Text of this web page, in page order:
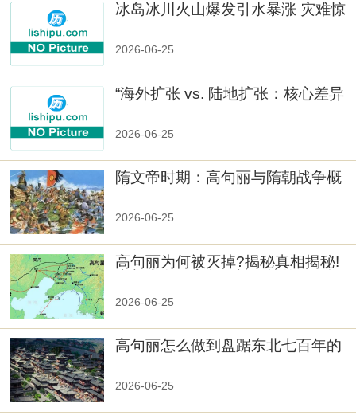
冰岛冰川火山爆发引水暴涨 灾难惊
2026-06-25
“海外扩张 vs. 陆地扩张：核心差异
2026-06-25
隋文帝时期：高句丽与隋朝战争概
2026-06-25
高句丽为何被灭掉?揭秘真相揭秘!
2026-06-25
高句丽怎么做到盘踞东北七百年的
2026-06-25